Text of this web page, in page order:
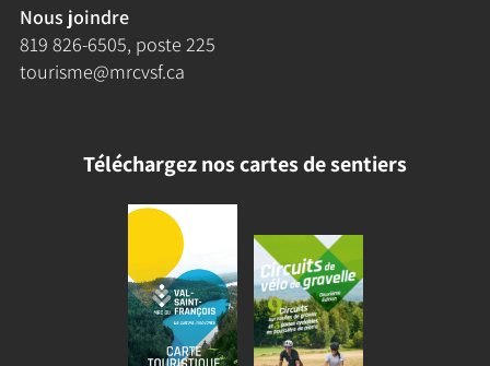
Nous joindre
819 826-6505, poste 225
tourisme@mrcvsf.ca
Téléchargez nos cartes de sentiers